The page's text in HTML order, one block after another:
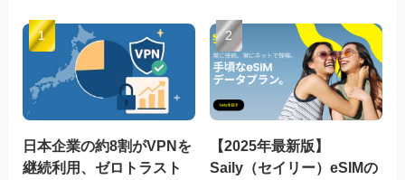
日本企業の約8割がVPNを
継続利用、ゼロトラスト
【2025年最新版】
Saily（セイリー）eSIMの